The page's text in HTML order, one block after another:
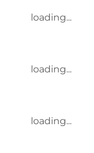
loading...
loading...
loading...